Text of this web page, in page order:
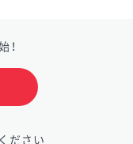
！
ださい